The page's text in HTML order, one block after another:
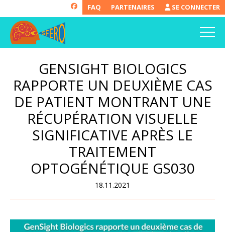
SE CONNECTER
PARTENAIRES
FAQ
GENSIGHT BIOLOGICS
RAPPORTE UN DEUXIÈME CAS
DE PATIENT MONTRANT UNE
RÉCUPÉRATION VISUELLE
SIGNIFICATIVE APRÈS LE
TRAITEMENT
OPTOGÉNÉTIQUE GS030
18.11.2021